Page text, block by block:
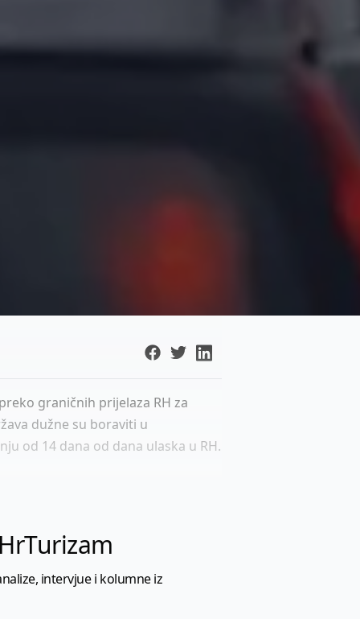
graničnih prijelaza RH za
dužne su boraviti u
od 14 dana od dana ulaska u RH.
intervjue i kolumne iz